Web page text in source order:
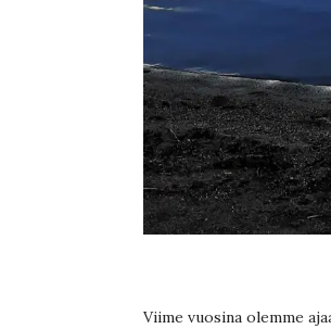
Viime vuosina olemme